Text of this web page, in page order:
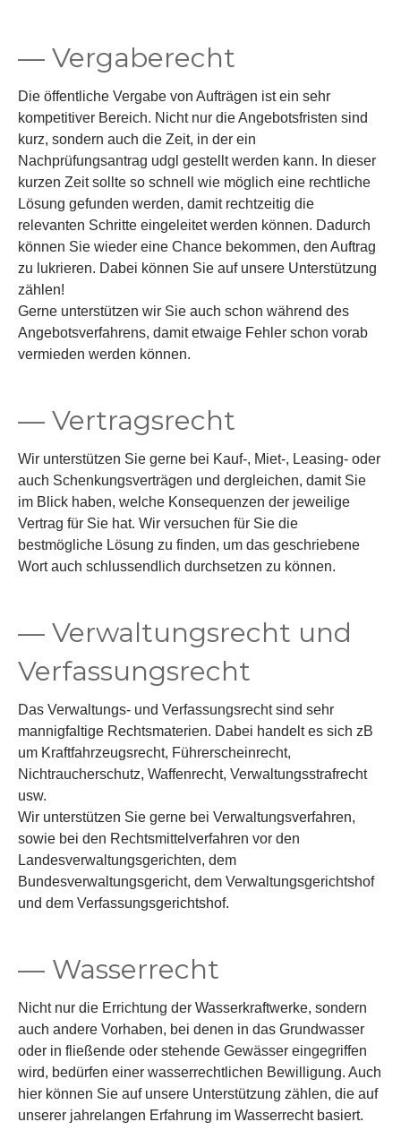
— Vergaberecht
Die öffentliche Vergabe von Aufträgen ist ein sehr
kompetitiver Bereich. Nicht nur die Angebotsfristen sind
kurz, sondern auch die Zeit, in der ein
Nachprüfungsantrag udgl gestellt werden kann. In dieser
kurzen Zeit sollte so schnell wie möglich eine rechtliche
Lösung gefunden werden, damit rechtzeitig die
relevanten Schritte eingeleitet werden können. Dadurch
können Sie wieder eine Chance bekommen, den Auftrag
zu lukrieren. Dabei können Sie auf unsere Unterstützung
zählen!
Gerne unterstützen wir Sie auch schon während des
Angebotsverfahrens, damit etwaige Fehler schon vorab
vermieden werden können.
— Vertragsrecht
Wir unterstützen Sie gerne bei Kauf-, Miet-, Leasing- oder
auch Schenkungsverträgen und dergleichen, damit Sie
im Blick haben, welche Konsequenzen der jeweilige
Vertrag für Sie hat. Wir versuchen für Sie die
bestmögliche Lösung zu finden, um das geschriebene
Wort auch schlussendlich durchsetzen zu können.
— Verwaltungsrecht und
Verfassungsrecht
Das Verwaltungs- und Verfassungsrecht sind sehr
mannigfaltige Rechtsmaterien. Dabei handelt es sich zB
um Kraftfahrzeugsrecht, Führerscheinrecht,
Nichtraucherschutz, Waffenrecht, Verwaltungsstrafrecht
usw.
Wir unterstützen Sie gerne bei Verwaltungsverfahren,
sowie bei den Rechtsmittelverfahren vor den
Landesverwaltungsgerichten, dem
Bundesverwaltungsgericht, dem Verwaltungsgerichtshof
und dem Verfassungsgerichtshof.
— Wasserrecht
Nicht nur die Errichtung der Wasserkraftwerke, sondern
auch andere Vorhaben, bei denen in das Grundwasser
oder in fließende oder stehende Gewässer eingegriffen
wird, bedürfen einer wasserrechtlichen Bewilligung. Auch
hier können Sie auf unsere Unterstützung zählen, die auf
unserer jahrelangen Erfahrung im Wasserrecht basiert.